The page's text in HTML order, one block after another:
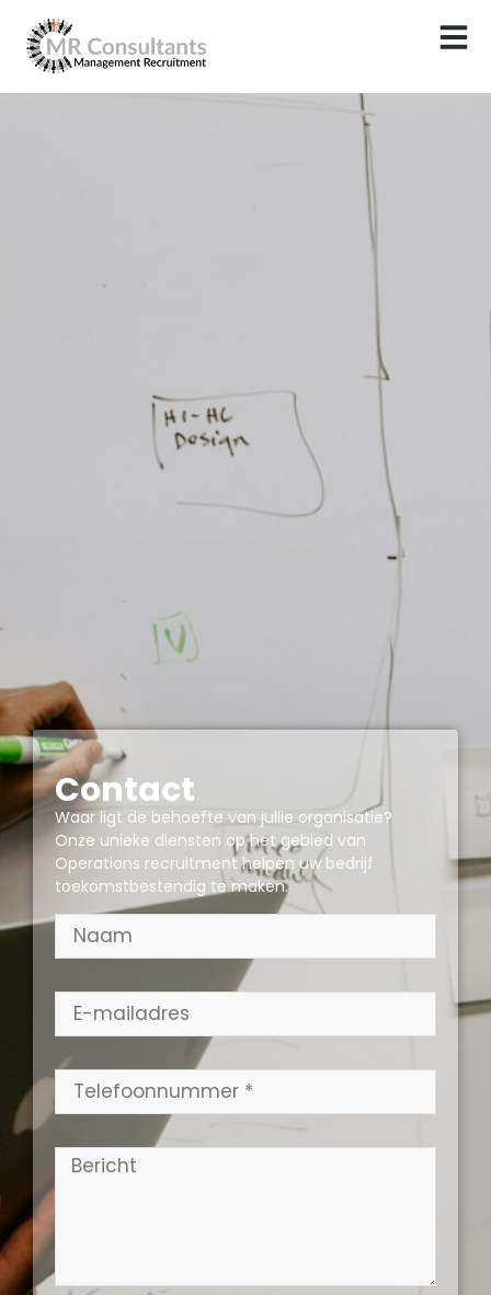
Contact
Waar ligt de behoefte van jullie organisatie?
Onze unieke diensten op het gebied van
Operations recruitment helpen uw bedrijf
toekomstbestendig te maken.